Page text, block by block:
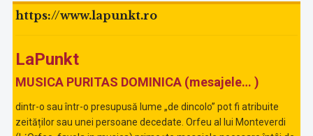
https://www.lapunkt.ro
LaPunkt
MUSICA PURITAS DOMINICA (mesajele… )
dintr-o sau într-o presupusă lume „de dincolo” pot fi atribuite
zeităților sau unei persoane decedate. Orfeu al lui Monteverdi